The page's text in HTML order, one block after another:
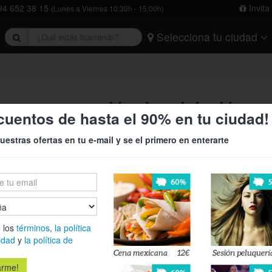
652 38 15 (Lunes a Viernes 10:30h - 15:00h)
Selecciona tu ciudad
Valencia Vitoria
con una sesión de relajación
›
Olvídate
relajación
nuevo!
de hasta el 90% en tu ciudad!
ofertas en tu e-mail y se el primero en enterarte
lostérminos, la política
y la política de